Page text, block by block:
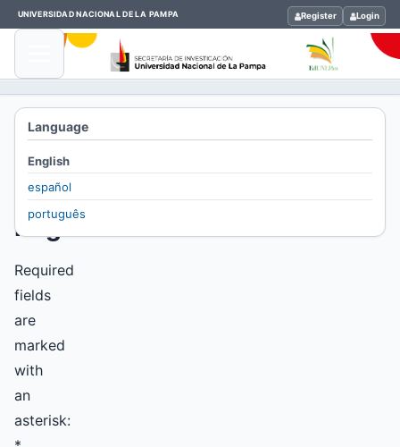
UNIVERSIDAD NACIONAL DE LA PAMPA Register Login
Home
Register
Register
Required
fields
are
marked
with
an
asterisk:
Language
English
español
português